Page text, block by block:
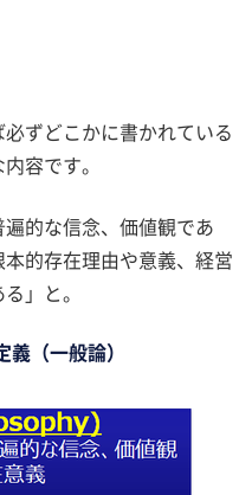
ずどこかに書かれている
容です。
遍的な信念、価値観であ
的存在理由や意義、経営
」と。
（一般論）